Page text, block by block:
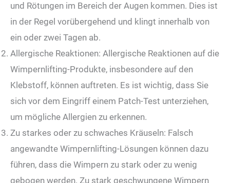
und Rötungen im Bereich der Augen kommen. Dies ist
in der Regel vorübergehend und klingt innerhalb von
ein oder zwei Tagen ab.
Allergische Reaktionen: Allergische Reaktionen auf die
Wimpernlifting-Produkte, insbesondere auf den
Klebstoff, können auftreten. Es ist wichtig, dass Sie
sich vor dem Eingriff einem Patch-Test unterziehen,
um mögliche Allergien zu erkennen.
Zu starkes oder zu schwaches Kräuseln: Falsch
angewandte Wimpernlifting-Lösungen können dazu
führen, dass die Wimpern zu stark oder zu wenig
gebogen werden. Zu stark geschwungene Wimpern